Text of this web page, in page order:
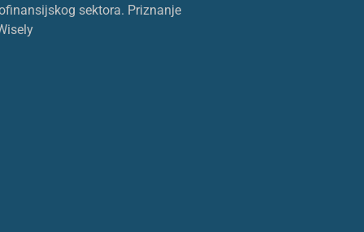
sektora. Priznanje